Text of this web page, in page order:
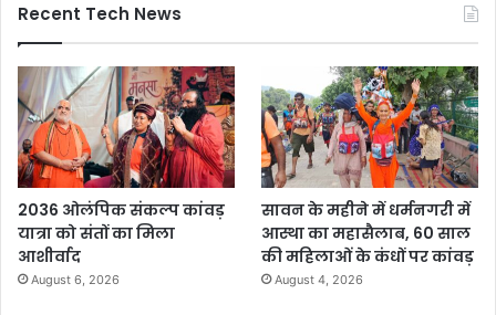
Recent Tech News
2036 ओलंपिक संकल्प कांवड़
यात्रा को संतों का मिला
आशीर्वाद
August 6, 2026
सावन के महीने में धर्मनगरी में
आस्था का महासैलाब, 60 साल
की महिलाओं के कंधों पर कांवड़
August 4, 2026